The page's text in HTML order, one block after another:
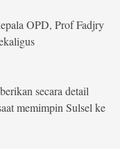
OPD, Prof Fadjry
secara detail
memimpin Sulsel ke